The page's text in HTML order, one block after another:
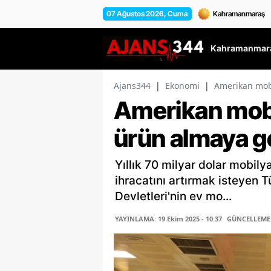
07 Ağustos 2026, Cuma
Ajans344 | Ekonomi | Amerikan
Amerikan
ürün almaya
Yıllık 70 milyar dolar
ihracatını artırmak isteyen
Devletleri'nin ev mo...
YAYINLAMA: 19 Ekim 2025 - 10:37